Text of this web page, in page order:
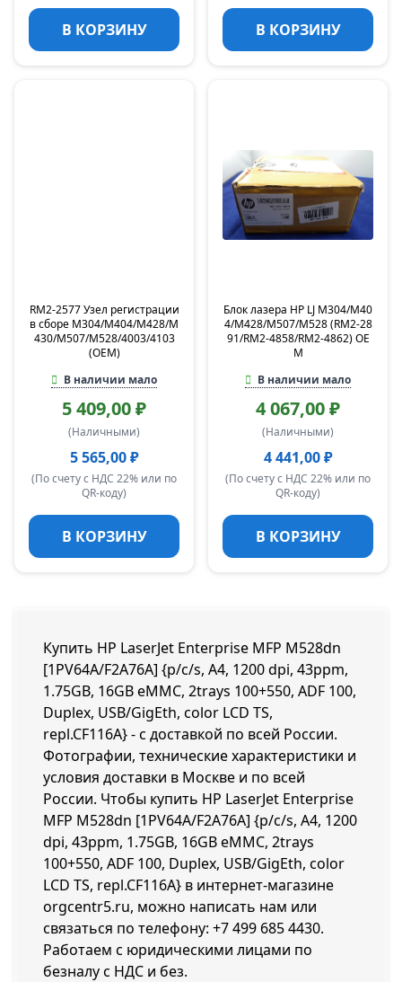
В КОРЗИНУ В КОРЗИНУ
RM2-2577 Узел регистрации
в сборе M304/M404/M428/M
430/M507/M528/4003/4103
(OEM)
В наличии мало
5 409,00 ₽
(Наличными)
5 565,00 ₽
(По счету с НДС 22% или по
QR-коду)
В КОРЗИНУ
Блок лазера HP LJ M304/M40
4/M428/M507/M528 (RM2-28
91/RM2-4858/RM2-4862) OE
M
В наличии мало
4 067,00 ₽
(Наличными)
4 441,00 ₽
(По счету с НДС 22% или по
QR-коду)
В КОРЗИНУ
Купить HP LaserJet Enterprise MFP M528dn
[1PV64A/F2A76A] {p/c/s, A4, 1200 dpi, 43ppm,
1.75GB, 16GB eMMC, 2trays 100+550, ADF 100,
Duplex, USB/GigEth, color LCD TS,
repl.CF116A} - с доставкой по всей России.
Фотографии, технические характеристики и
условия доставки в Москве и по всей
России. Чтобы купить HP LaserJet Enterprise
MFP M528dn [1PV64A/F2A76A] {p/c/s, A4, 1200
dpi, 43ppm, 1.75GB, 16GB eMMC, 2trays
100+550, ADF 100, Duplex, USB/GigEth, color
LCD TS, repl.CF116A} в интернет-магазине
orgcentr5.ru, можно написать нам или
связаться по телефону: +7 499 685 4430.
Работаем с юридическими лицами по
безналу с НДС и без.